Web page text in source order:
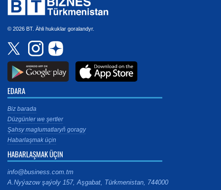
© 2026 BT. Ähli hukuklar goralandyr.
EDARA
Biz barada
Düzgünler we şertler
Şahsy maglumatlaryň goragy
Habarlaşmak üçin
HABARLAŞMAK ÜÇIN
info@business.com.tm
A.Nyýazow şaýoly 157, Aşgabat, Türkmenistan, 744000